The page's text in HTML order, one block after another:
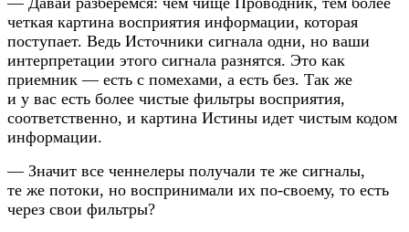
четкая картина восприятия информации, которая
поступает. Ведь Источники сигнала одни, но ваши
интерпретации этого сигнала разнятся. Это как
приемник — есть с помехами, а есть без. Так же
и у вас есть более чистые фильтры восприятия,
соответственно, и картина Истины идет чистым кодом
информации.
— Значит все ченнелеры получали те же сигналы,
те же потоки, но воспринимали их по-своему, то есть
через свои фильтры?